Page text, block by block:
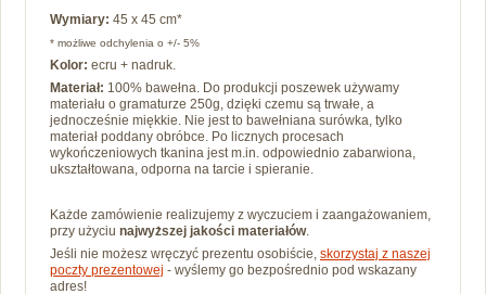
Wymiary: 45 x 45 cm*
* możliwe odchylenia o +/- 5%
Kolor: ecru + nadruk.
Materiał: 100% bawełna. Do produkcji poszewek używamy
materiału o gramaturze 250g, dzięki czemu są trwałe, a
jednocześnie miękkie. Nie jest to bawełniana surówka, tylko
materiał poddany obróbce. Po licznych procesach
wykończeniowych tkanina jest m.in. odpowiednio zabarwiona,
ukształtowana, odporna na tarcie i spieranie.
Każde zamówienie realizujemy z wyczuciem i zaangażowaniem,
przy użyciu najwyższej jakości materiałów.
Jeśli nie możesz wręczyć prezentu osobiście, skorzystaj z naszej
poczty prezentowej - wyślemy go bezpośrednio pod wskazany
adres!